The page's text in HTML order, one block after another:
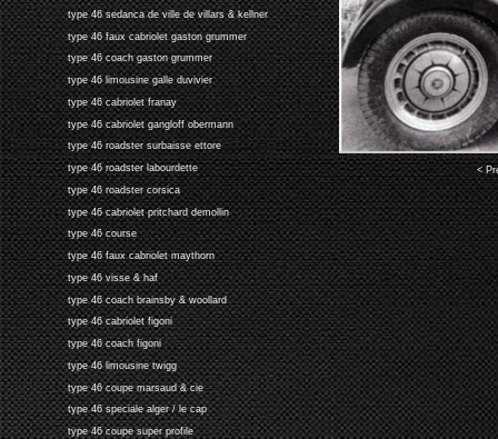
type 46 sedanca de ville de villars & kellner
type 46 faux cabriolet gaston grummer
type 46 coach gaston grummer
type 46 limousine galle duvivier
type 46 cabriolet franay
type 46 cabriolet gangloff obermann
type 46 roadster surbaisse ettore
type 46 roadster labourdette
type 46 roadster corsica
type 46 cabriolet pritchard demollin
type 46 course
type 46 faux cabriolet maythorn
type 46 visse & haf
type 46 coach brainsby & woollard
type 46 cabriolet figoni
type 46 coach figoni
type 46 limousine twigg
type 46 coupe marsaud & cie
type 46 speciale alger / le cap
type 46 coupe super profile
<